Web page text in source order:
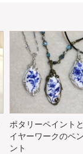
ポタリーペイント
イヤーワークのペ
ント